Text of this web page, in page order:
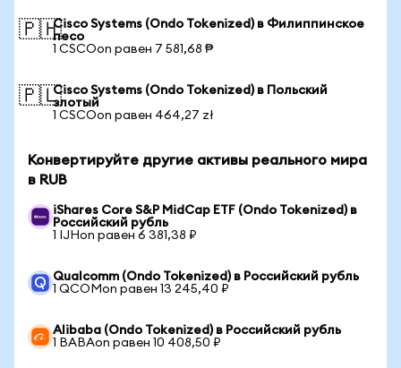
🇵🇭Cisco Systems (Ondo Tokenized) в Филиппинское
песо
1 CSCOon равен 7 581,68 ₱
🇵🇱Cisco Systems (Ondo Tokenized) в Польский
злотый
1 CSCOon равен 464,27 zł
Конвертируйте другие активы реального мира
в RUB
iShares Core S&P MidCap ETF (Ondo Tokenized) в
Российский рубль
1 IJHon равен 6 381,38 ₽
Qualcomm (Ondo Tokenized) в Российский рубль
1 QCOMon равен 13 245,40 ₽
Alibaba (Ondo Tokenized) в Российский рубль
1 BABAon равен 10 408,50 ₽